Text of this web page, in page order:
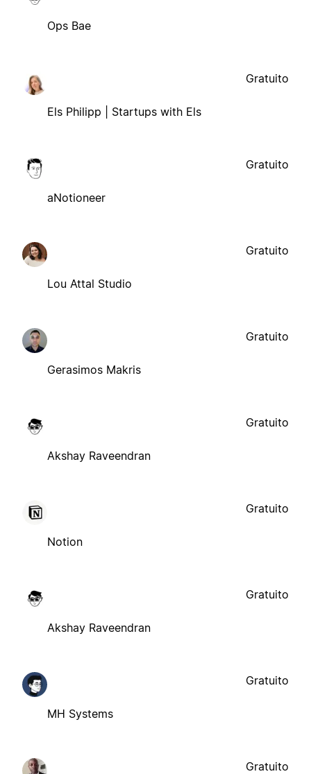
Ops Bae
Els Philipp | Startups with Els
Gratuito
aNotioneer
Gratuito
Lou Attal Studio
Gratuito
Gerasimos Makris
Gratuito
Akshay Raveendran
Gratuito
Notion
Gratuito
Akshay Raveendran
Gratuito
MH Systems
Gratuito
Gratuito